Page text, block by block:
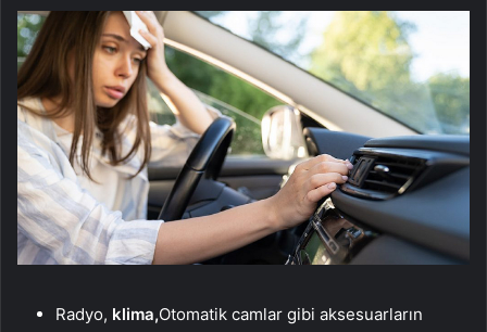
Radyo, klima,Otomatik camlar gibi aksesuarların